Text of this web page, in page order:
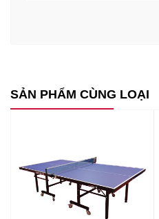
SẢN PHẨM CÙNG LOẠI